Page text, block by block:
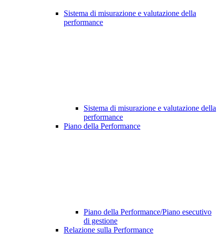
Sistema di misurazione e valutazione della
performance
Sistema di misurazione e valutazione della
performance
Piano della Performance
Piano della Performance/Piano esecutivo
di gestione
Relazione sulla Performance